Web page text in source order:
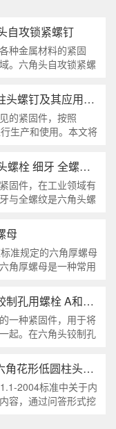
自攻锁紧螺钉
种金属材料的紧固
。六角头自攻锁紧螺
螺钉的特点、应用以
为读者提供全面的了
GB/T65-2000 开槽圆柱头螺钉及其应用领域
的紧固件，按照
生产和使用。本文将
和应用该种螺钉。什
头螺钉？GB/T65-
GB/T5786-2000 六角头螺栓 细牙 全螺纹——工业重要性和特点
固件，在工业领域有
与全螺纹是六角头螺
标准下的六角头螺
和知识挖掘。什么
母
准规定的六角厚螺母
角厚螺母是一种常用
性的紧固装配。六角
角厚螺母通常由低碳
GB/T27-1988 六角头铰制孔用螺栓 A和B级
一种紧固件，用于将
起。在六角头铰制孔
析一下这两种级别
和B级的定义和标准GB/T2671.1-2004 内六角花形低圆柱头螺钉
2004标准中关于内
容，通过问答形式挖